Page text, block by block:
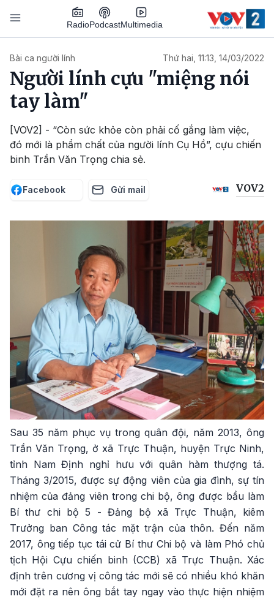
Nhảy đến nội dung
RadioPodcastMultimedia
Bài ca người lính Thứ hai, 11:13, 14/03/2022
Người lính cựu "miệng nói
tay làm"
[VOV2] - “Còn sức khỏe còn phải cố gắng làm việc,
đó mới là phẩm chất của người lính Cụ Hồ”, cựu chiến
binh Trần Văn Trọng chia sẻ.
Facebook Gửi mail VOV2
Sau 35 năm phục vụ trong quân đội, năm 2013, ông
Trần Văn Trọng, ở xã Trực Thuận, huyện Trực Ninh,
tỉnh Nam Định nghỉ hưu với quân hàm thượng tá.
Tháng 3/2015, được sự động viên của gia đình, sự tín
nhiệm của đảng viên trong chi bộ, ông được bầu làm
Bí thư chi bộ 5 - Đảng bộ xã Trực Thuận, kiêm
Trưởng ban Công tác mặt trận của thôn. Đến năm
2017, ông tiếp tục tái cử Bí thư Chi bộ và làm Phó chủ
tịch Hội Cựu chiến binh (CCB) xã Trực Thuận. Xác
định trên cương vị công tác mới sẽ có nhiều khó khăn
mới đặt ra nên ông bắt tay ngay vào thực hiện nhiệm